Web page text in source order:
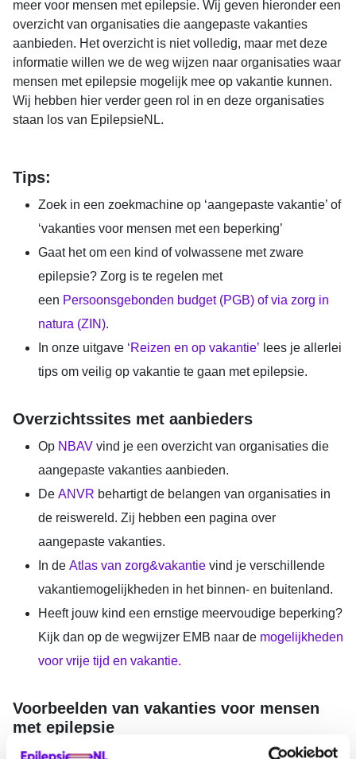
meer voor mensen met epilepsie. Wij geven hieronder een
overzicht van organisaties die aangepaste vakanties
aanbieden. Het overzicht is niet volledig, maar met deze
informatie willen we de weg wijzen naar organisaties waar
mensen met epilepsie mogelijk mee op vakantie kunnen.
Wij hebben hier verder geen rol in en deze organisaties
staan los van EpilepsieNL.
Tips:
Zoek in een zoekmachine op ‘aangepaste vakantie’ of
‘vakanties voor mensen met een beperking’
Gaat het om een kind of volwassene met zware
epilepsie? Zorg is te regelen met
een Persoonsgebonden budget (PGB) of via zorg in
natura (ZIN).
In onze uitgave ‘Reizen en op vakantie’ lees je allerlei
tips om veilig op vakantie te gaan met epilepsie.
Overzichtssites met aanbieders
Op NBAV vind je een overzicht van organisaties die
aangepaste vakanties aanbieden.
De ANVR behartigt de belangen van organisaties in
de reiswereld. Zij hebben een pagina over
aangepaste vakanties.
In de Atlas van zorg&vakantie vind je verschillende
vakantiemogelijkheden in het binnen- en buitenland.
Heeft jouw kind een ernstige meervoudige beperking?
Kijk dan op de wegwijzer EMB naar de mogelijkheden
voor vrije tijd en vakantie.
Voorbeelden van vakanties voor mensen
met epilepsie
StichtingWigwam biedt gezinsvakanties en